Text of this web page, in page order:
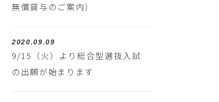
無償貸与のご案内）
2020.09.09
9/15（火）より総合型選抜入試
の出願が始まります